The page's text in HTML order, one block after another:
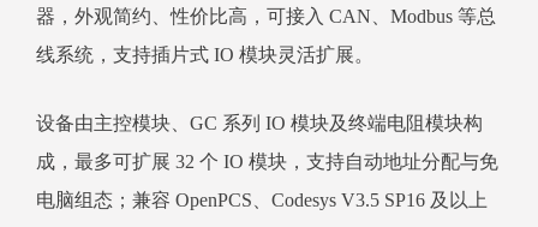
器，外观简约、性价比高，可接入 CAN、Modbus 等总
线系统，支持插片式 IO 模块灵活扩展。
设备由主控模块、GC 系列 IO 模块及终端电阻模块构
成，最多可扩展 32 个 IO 模块，支持自动地址分配与免
电脑组态；兼容 OpenPCS、Codesys V3.5 SP16 及以上